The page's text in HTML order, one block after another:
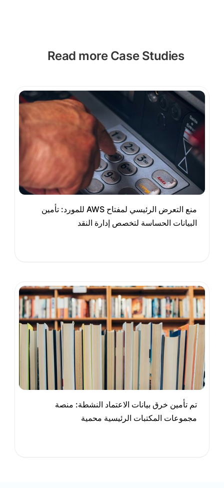
Read more Case Studies
منع التعرض الرئيسي لمفتاح AWS للمورد: تأمين
البيانات الحساسة لتخصص إدارة النقد
تم تأمين خرق بيانات الاعتماد النشطة: منصة
مجموعات المكتبات الرئيسية محمية